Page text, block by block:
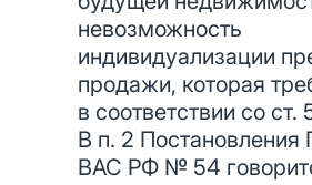
невозможность
индивидуализации
продажи, которая
в соответствии со
В п. 2 Постановления
ВАС РФ № 54